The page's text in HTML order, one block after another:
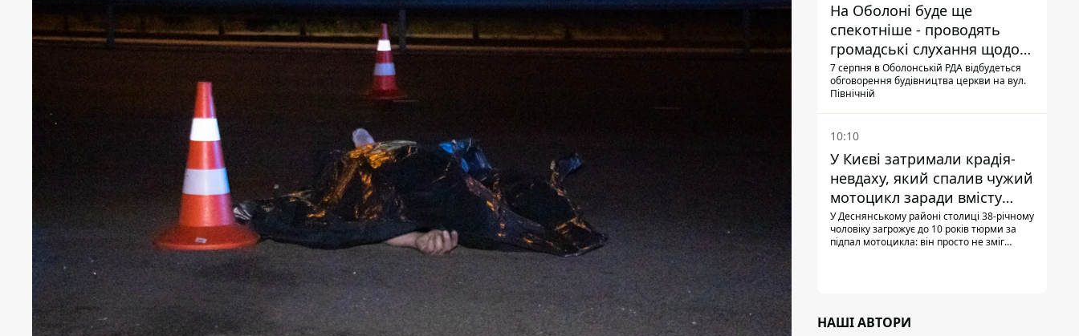
На Оболоні буде ще
спекотніше - проводять
громадські слухання щодо
храму УГКЦ на Північній
7 серпня в Оболонській РДА відбудеться
обговорення будівництва церкви на вул.
Північній
10:10
У Києві затримали крадія-
невдаху, який спалив чужий
мотоцикл заради вмісту
багажника
У Деснянському районі столиці 38-річному
чоловіку загрожує до 10 років тюрми за
підпал мотоцикла: він просто не зміг
НАШІ АВТОРИ